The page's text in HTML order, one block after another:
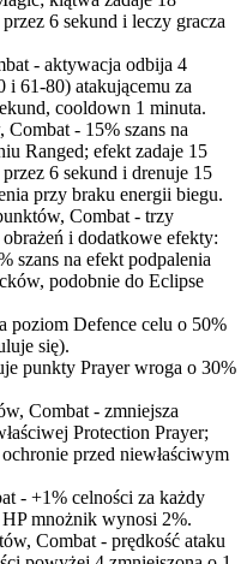
6 sekund i leczy gracza
- aktywacja odbija 4
i 61-80) atakującemu za
cooldown 1 minuta.
- 15% szans na
Ranged; efekt zadaje 15
6 sekund i drenuje 15
przy braku energii biegu.
Combat - trzy
i dodatkowe efekty:
szans na efekt podpalenia
podobnie do Eclipse
poziom Defence celu o 50%
się).
punkty Prayer wroga o 30%
Combat - zmniejsza
Protection Prayer;
przed niewłaściwym
- +1% celności za każdy
mnożnik wynosi 2%.
Combat - prędkość ataku